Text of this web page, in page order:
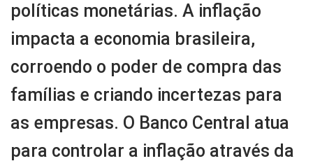
políticas monetárias. A inflação
impacta a economia brasileira,
corroendo o poder de compra das
famílias e criando incertezas para
as empresas. O Banco Central atua
para controlar a inflação através da